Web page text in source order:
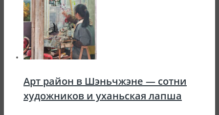
Арт район в Шэньчжэне — сотни
художников и уханьская лапша